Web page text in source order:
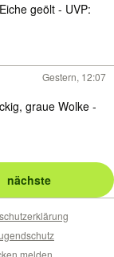
geölt - UVP:
Gestern, 12:07
graue Wolke -
nächste
melden